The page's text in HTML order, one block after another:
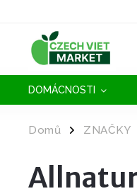
DOMÁCNOSTI
Domů / ZNAČKY